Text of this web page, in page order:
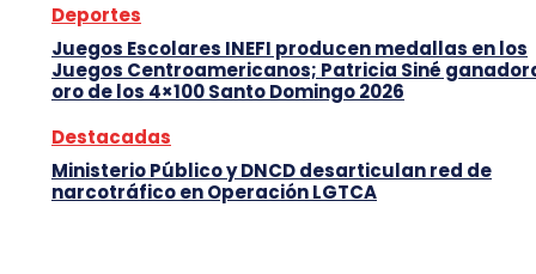
Deportes
Juegos Escolares INEFI producen medallas en los
Juegos Centroamericanos; Patricia Siné
oro de los 4×100 Santo Domingo 2026
Destacadas
Ministerio Público y DNCD desarticulan red de
narcotráfico en Operación LGTCA